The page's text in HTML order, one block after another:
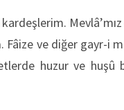
Fâize ve diğer gayr-
huzur ve huşû